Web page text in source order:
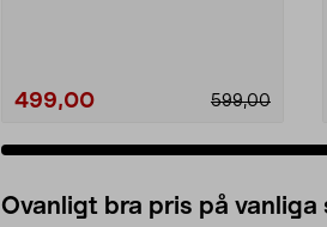
499,00 599,00
Ovanligt bra pris på vanliga